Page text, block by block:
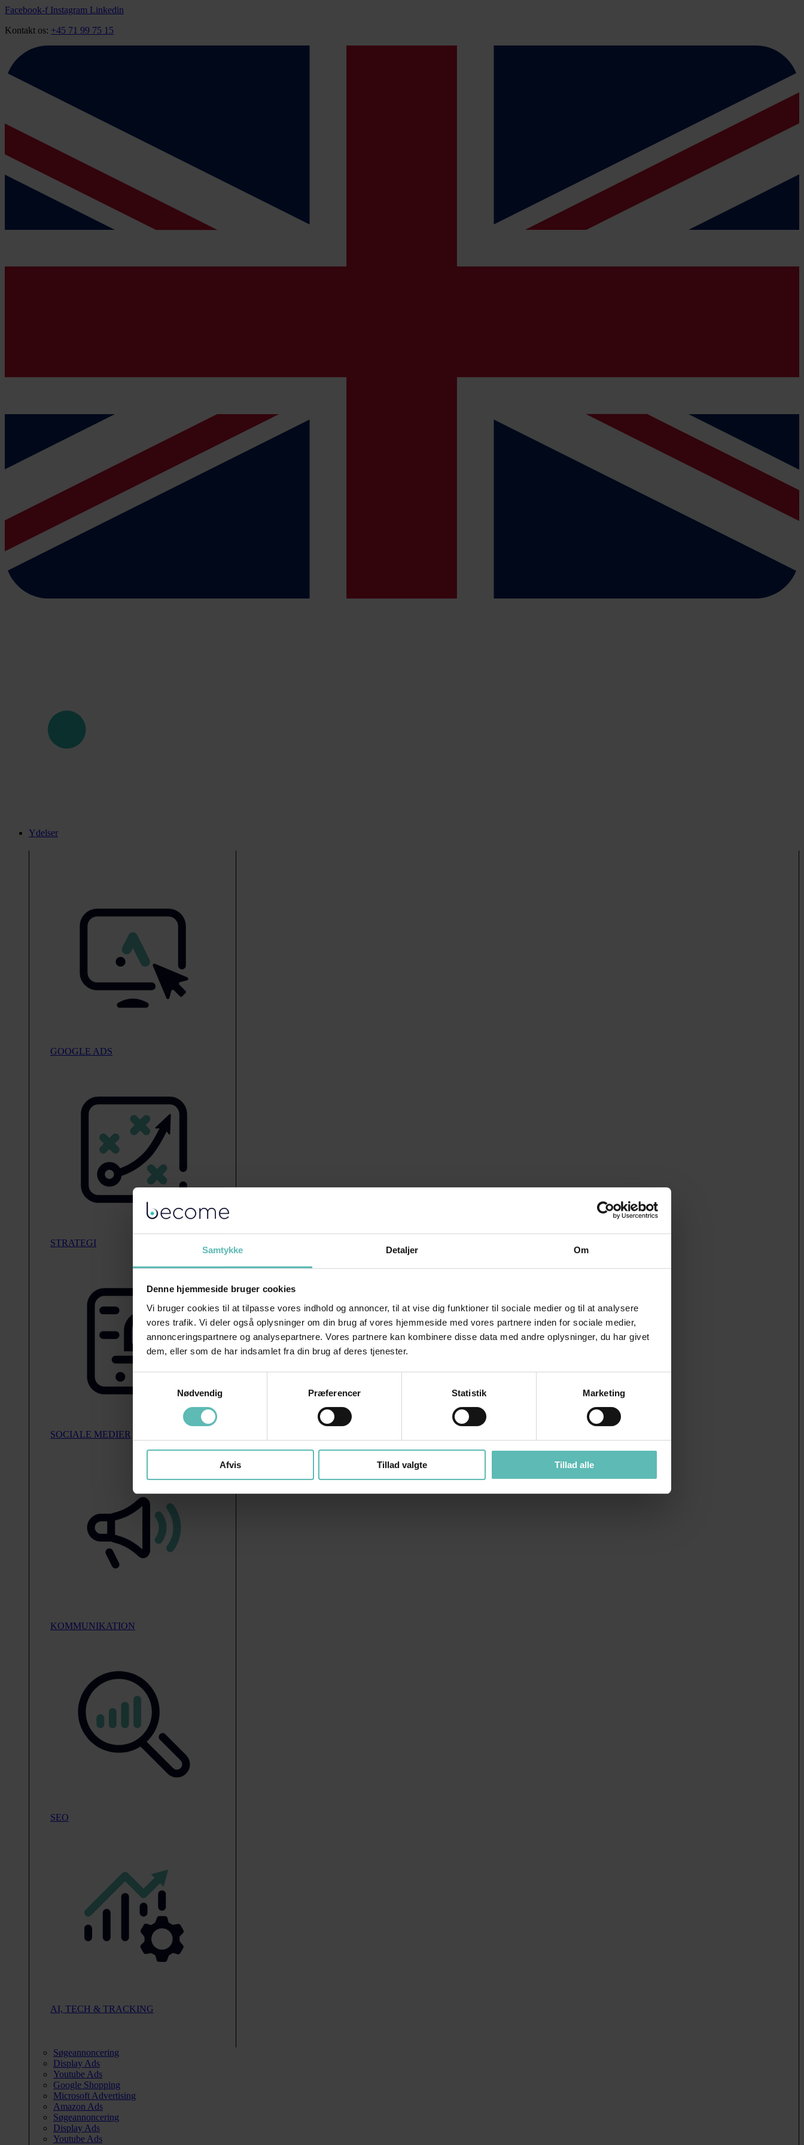
Samtykke Detaljer Om
Denne hjemmeside bruger cookies
Vi bruger cookies til at tilpasse vores indhold og annoncer, til at vise dig funktioner til sociale medier og til at analysere
vores trafik. Vi deler også oplysninger om din brug af vores hjemmeside med vores partnere inden for sociale medier,
annonceringspartnere og analysepartnere. Vores partnere kan kombinere disse data med andre oplysninger, du har givet
dem, eller som de har indsamlet fra din brug af deres tjenester.
Nødvendig
Præferencer Statistik Marketing
Afvis Tillad valgte Tillad alle
Videre
indhold
Facebook-f Instagram Linkedin
Kontakt os: +45 71 99 75 15
Ydelser
GOOGLE ADS
STRATEGI
SOCIALE MEDIER
KOMMUNIKATION
SEO
AI, TECH & TRACKING
Søgeannoncering
Display Ads
Youtube Ads
Google Shopping
Microsoft Advertising
Amazon Ads
Søgeannoncering
Display Ads
Youtube Ads